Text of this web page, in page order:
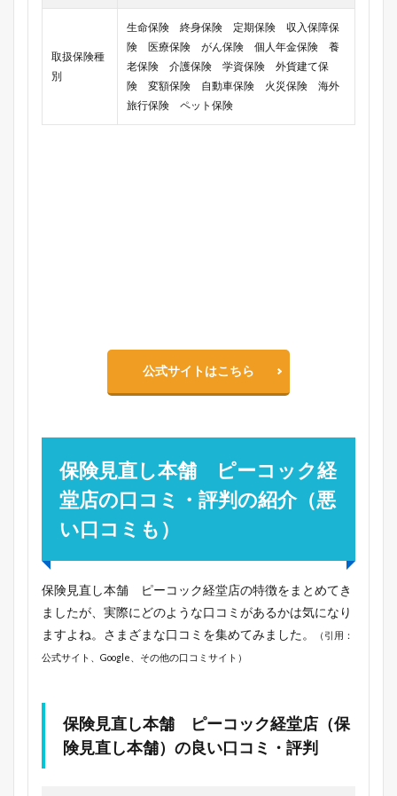
取扱保険種
別
生命保険 終身保険 定期保険 収入保障保
険 医療保険 がん保険 個人年金保険 養
老保険 介護保険 学資保険 外貨建て保
険 変額保険 自動車保険 火災保険 海外
旅行保険 ペット保険
公式サイトはこちら
保険見直し本舗 ピーコック経
堂店の口コミ・評判の紹介（悪
い口コミも）
保険見直し本舗 ピーコック経堂店の特徴をまとめてき
ましたが、実際にどのような口コミがあるかは気になり
ますよね。さまざまな口コミを集めてみました。
（引用：
公式サイト、Google、その他の口コミサイト）
保険見直し本舗 ピーコック経堂店（保
険見直し本舗）の良い口コミ・評判